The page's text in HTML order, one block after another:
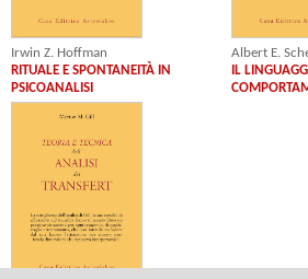
Irwin Z. Hoffman
RITUALE E SPONTANEITÀ IN
PSICOANALISI
Albert E.
IL